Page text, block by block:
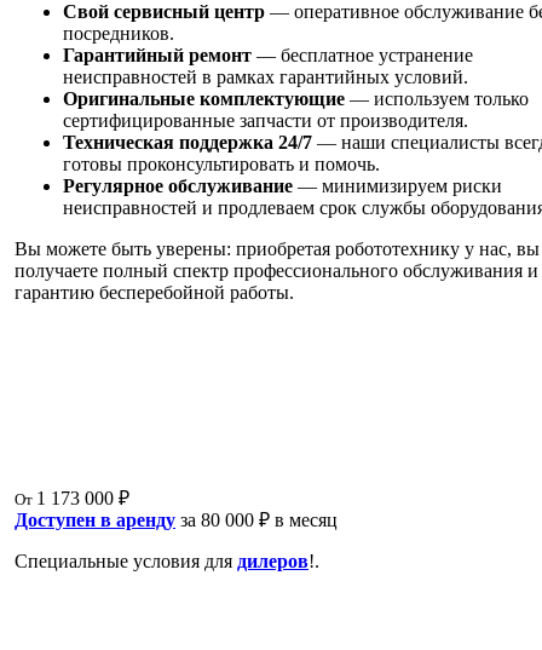
Свой сервисный центр — оперативное обслуживание
посредников.
Гарантийный ремонт — бесплатное устранение
неисправностей в рамках гарантийных условий.
Оригинальные комплектующие — используем только
сертифицированные запчасти от производителя.
Техническая поддержка 24/7 — наши специалисты
готовы проконсультировать и помочь.
Регулярное обслуживание — минимизируем риски
неисправностей и продлеваем срок службы
Вы можете быть уверены: приобретая робототехнику у нас, вы
получаете полный спектр профессионального обслуживания и
гарантию бесперебойной работы.
От 1 173 000 ₽
Доступен в аренду за 80 000 ₽ в месяц
Специальные условия для дилеров!.